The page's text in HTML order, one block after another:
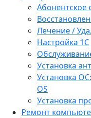
Абонентское
Лечение /
Настройка 1С
Установка
Установка
OS
Установка
Ремонт